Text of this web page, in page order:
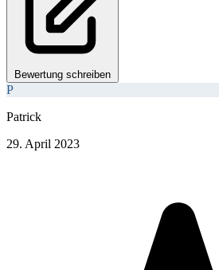
Bewertung schreiben
P
Patrick
29. April 2023